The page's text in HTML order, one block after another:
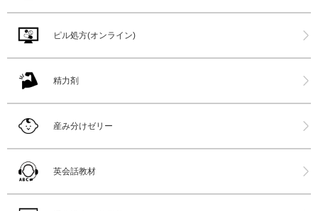
ピル処方(オンライン)
精力剤
産み分けゼリー
英会話教材